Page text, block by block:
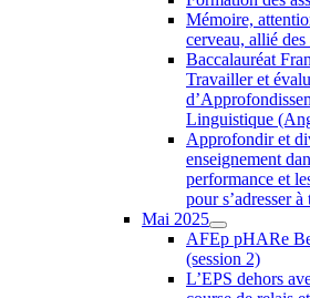
Mémoire,
cerveau, allié des
Baccalauréat
Travailler et
Linguistique
Approfondir et
enseignement
performance et
pour s’adresser
Mai 2025
AFEp pHARe
(session 2)
L’EPS dehors